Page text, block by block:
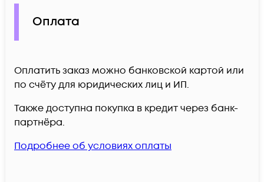
Оплата
Оплатить заказ можно банковской картой или
по счёту для юридических лиц и ИП.
Также доступна покупка в кредит через банк-
партнёра.
Подробнее об условиях оплаты